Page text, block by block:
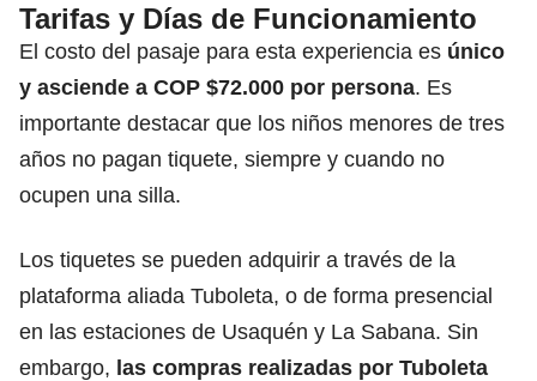
Tarifas y Días de Funcionamiento
El costo del pasaje para esta experiencia es único
y asciende a COP $72.000 por persona. Es
importante destacar que los niños menores de tres
años no pagan tiquete, siempre y cuando no
ocupen una silla.
Los tiquetes se pueden adquirir a través de la
plataforma aliada Tuboleta, o de forma presencial
en las estaciones de Usaquén y La Sabana. Sin
embargo, las compras realizadas por Tuboleta